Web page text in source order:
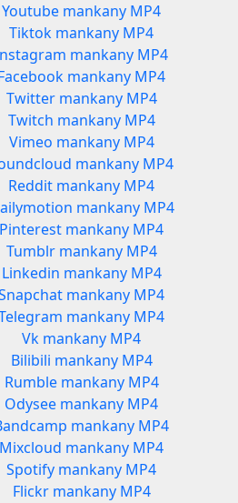
Youtube mankany MP4
Tiktok mankany MP4
mankany MP4
mankany MP4
Twitter mankany MP4
Twitch mankany MP4
Vimeo mankany MP4
mankany MP4
Reddit mankany MP4
mankany MP4
Pinterest mankany MP4
Tumblr mankany MP4
Linkedin mankany MP4
mankany MP4
mankany MP4
Vk mankany MP4
Bilibili mankany MP4
Rumble mankany MP4
Odysee mankany MP4
mankany MP4
Mixcloud mankany MP4
Spotify mankany MP4
Flickr mankany MP4